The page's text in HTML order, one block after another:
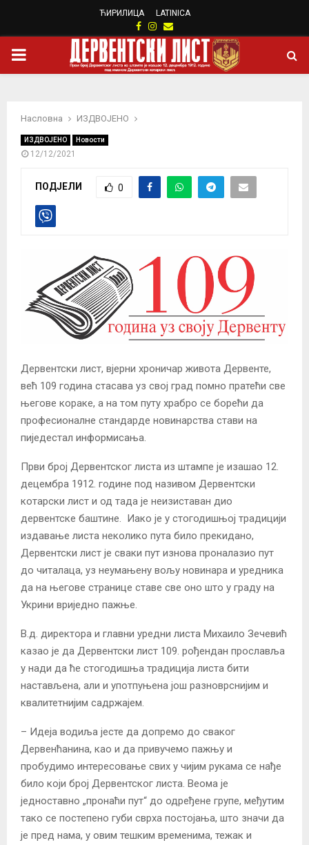
ЋИРИЛИЦА LATINICA
Facebook
Instagram
Email
PRIMARY
Насловна ИЗДВОЈЕНО
ИЗДВОЈЕНО Новости
12/12/2021
ПОДЈЕЛИ 0
Дервентски лист, вјерни хроничар живота Дервенте,
већ 109 година стасава уз свој град помно пратећи све
његове кораке, а на том путу храбро се борећи да
професионалне стандарде новинарства стави на
пиједeстал информисања.
Први број Дервентског листа из штампе је изашао 12.
децембра 1912. године под називом Дервентски
котарски лист и од тада је неизиставан дио
дервентске баштине. Иако је у стогодишњој традицији
издавање листа неколико пута било прекидано,
Дервентски лист је сваки пут изнова проналазио пут
до читалаца, уз неумањену вољу новинара и уредника
да на његове странице ставе све оно што у граду на
Укрини вриједно пажње.
В.д. директора и главни уредни листа Михаило Зечевић
казао је да Дервентски лист 109. рођендан прославља
у нади да ће стогодишња традиција листа бити
настављена, али и употпуњена још разноврснијим и
квалитетнијим садржајем.
– Идеја водиља јесте да допремо до сваког
Дервенћанина, као и да привучемо пажњу и
пробудимо интересовање свих у чијим рукама се нађе
било који број Дервентског листа. Веома је
једноставно „пронаћи пут“ до одређене групе, међутим
тако се постепено губи сврха постојања, што значи да
је пред нама, у овим тешким временима, тежак и